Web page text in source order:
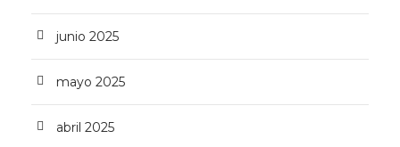
junio 2025
mayo 2025
abril 2025